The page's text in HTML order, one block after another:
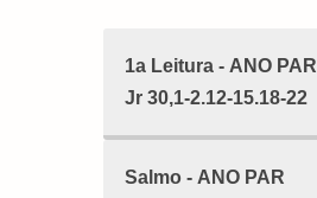
1a Leitura - ANO PAR
Jr 30,1-2.12-15.18-22
Salmo - ANO PAR